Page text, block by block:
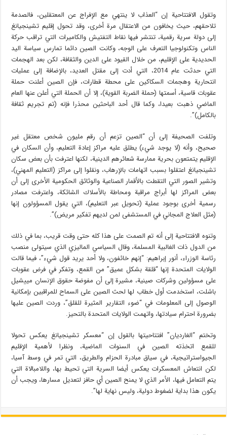
وتقول الافتتاحية إن “العذاب لا ينتهي مع الإفراج عن المعتقلين، فالصدمة
تلاحقهم، حيث يخافون من الاعتقال مرة أخرى، وقد تحول إقليم تشينجيانغ
إلى دولة سرية رقمية، تنتشر فيها نقاط التفتيش والكاميرات التي تراقب حركة
الناس وتكنولوجيا التعرف على الوجه، وكانت الصين دائما تمارس سياسة اليد
الحديدية على الإقليم، من خلال القيود على الدين والثقافة، لكن بعد الهجمات
التي حدثت عام 2014، التي أدت إلى مقتل العديد، بالإضافة إلى عمليات
انتحارية وهجمات السكاكين على محطة قطارات، فإن الصين أعلنت حملة
عقوبات قاسية، أسمتها (حملة الضربة القوية)، إلا أن الحملة التي أعلن عنها العام
الماضي ذهبت بعيدا، وكما قال أحد الباحثين محذرا فإنه (تم تجريم ثقافة
بالكامل)”.
وتلفت الصحيفة إلى أن “الصين تزعم أن رقم مليون شخص معتقل غير
صحيح، وأنه (لا يوجد شيء) يطلق عليه مراكز إعادة التعليم، وأن السكان في
الإقليم يتمتعون بحرية ممارسة شعائرهم الدينية، لكنها اعترفت بأن بعض سكان
تشينجيانغ اعتقلوا بسبب اتهامات بالإرهاب، ونقلوا إلى مراكز (التعليم المهني)،
وتشير الصور التي التقطت بالأقمار الصناعية والوثائق الحكومية الأخرى إلى أن
بعض المراكز لها أبراج مراقبة ومحاطة بالأسلاك الشائكة، واعترفت مصادر
رسمية أخرى بوجود عملية (تحويل عبر التعليم)، التي يقول المسؤولون إنها
(مثل العلاج المجاني في المستشفى لمن لديهم تفكير مريض)”.
وتنوه الافتتاحية إلى أنه تم الصمت على هذا كله حتى وقت قريب، بما في ذلك
من الدول ذات الغالبية المسلمة، وقال السياسي الماليزي الذي سيتولى منصب
رئاسة الوزراء، أنور إبراهيم: “إنهم خائفون، ولا أحد يريد قول شيء”، فيما قالت
الولايات المتحدة إنها “قلقة بشكل عميق” من القمع، وتفكر في فرض عقوبات
على مسؤولين وشركات صينية، مشيرة إلى أن مفوضة حقوق الإنسان مييشيل
باشلت، استخدمت أول خطاب لها لحث الصين على السماح للمراقبين بإمكانية
الوصول إلى المعلومات في “ضوء التقارير المثيرة للقلق”، وردت الصين عليها
بضرورة احترام سيادتها، واتهمت الولايات المتحدة بالتحيز.
وتختم “الغارديان” افتتاحيتها بالقول إن “معسكر تشينجيانغ يعكس تحولا
للقمع اتخذته الصين في السنوات الماضية، ونظرا لأهمية الإقليم
الجيواستراتيجية، في سياق مبادرة الحزام والطريق، التي تمر في وسط آسيا،
لكن انتعاش المعسكرات يعكس أيضا السرية التي تحيط بها، واللامبالاة التي
يتم التعامل فيها، الأمر الذي لا يمنح الصين أي حافز لتعديل مسارها، ويجب أن
يكون هذا بداية لضغوط دولية، وليس نهاية لها”.